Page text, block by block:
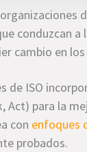
conduzcan a
cambio en
de ISO
Act) para la
con enfoques
probados.